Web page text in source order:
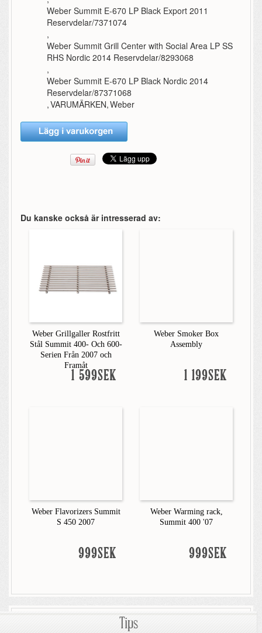
Weber Summit E-670 LP Black Export 2011
Reservdelar/7371074
,
Weber Summit Grill Center with Social Area LP SS
RHS Nordic 2014 Reservdelar/8293068
,
Weber Summit E-670 LP Black Nordic 2014
Reservdelar/87371068
,VARUMÄRKEN,Weber
Du kanske också är intresserad av:
Weber Grillgaller Rostfritt
Stål Summit 400- Och 600-
Serien Från 2007 och
Framåt
1 599SEK
Weber Smoker Box
Assembly
1 199SEK
Weber Flavorizers Summit
S 450 2007
999SEK
Weber Warming rack,
Summit 400 '07
999SEK
Tips